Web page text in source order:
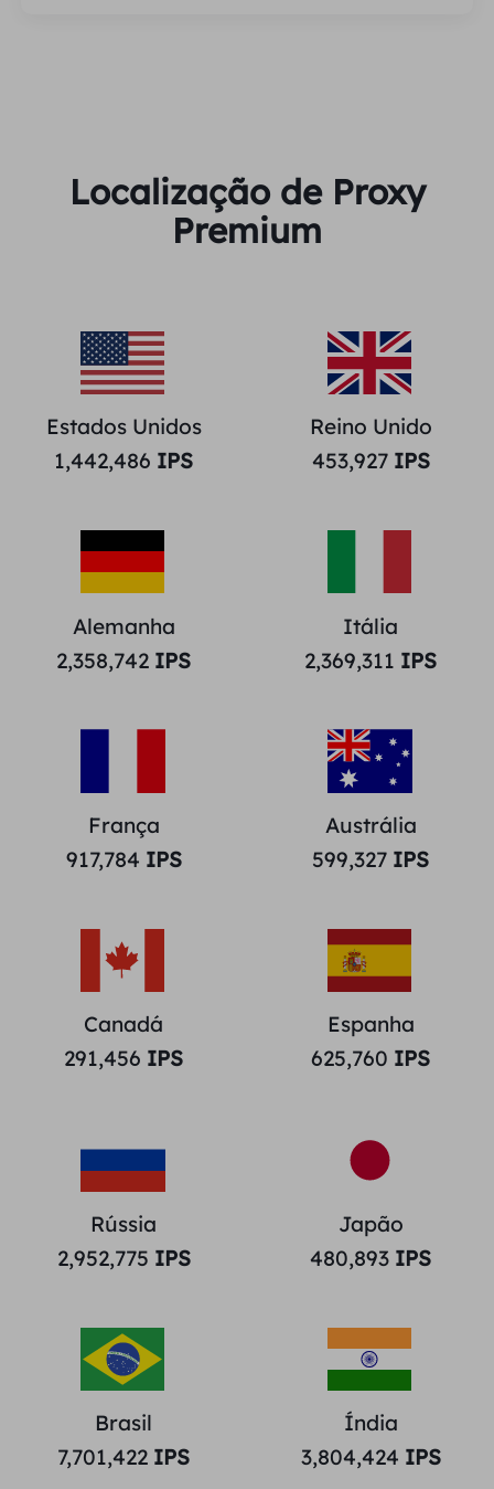
Localização de Proxy
Premium
Estados Unidos
1,442,486 IPS
Reino Unido
453,927IPS
Alemanha
2,358,742 IPS
Itália
2,369,311 IPS
França
917,784 IPS
Austrália
599,327 IPS
Canadá
291,456 IPS
Espanha
625,760 IPS
Rússia
2,952,775 IPS
Japão
480,893 IPS
Brasil
7,701,422 IPS
Índia
3,804,424 IPS